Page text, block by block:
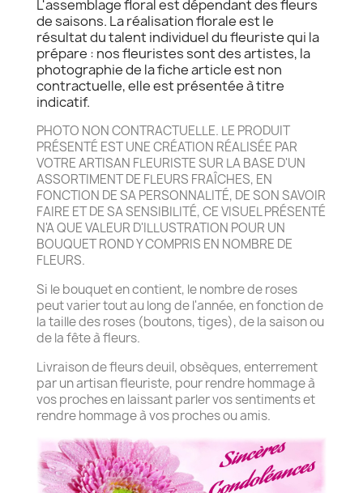
L'assemblage floral est dépendant des fleurs
de saisons. La réalisation florale est le
résultat du talent individuel du fleuriste qui la
prépare : nos fleuristes sont des artistes, la
photographie de la fiche article est non
contractuelle, elle est présentée à titre
indicatif.
PHOTO NON CONTRACTUELLE. LE PRODUIT
PRÉSENTÉ EST UNE CRÉATION RÉALISÉE PAR
VOTRE ARTISAN FLEURISTE SUR LA BASE D'UN
ASSORTIMENT DE FLEURS FRAÎCHES, EN
FONCTION DE SA PERSONNALITÉ, DE SON SAVOIR
FAIRE ET DE SA SENSIBILITÉ, CE VISUEL PRÉSENTÉ
N'A QUE VALEUR D'ILLUSTRATION POUR UN
BOUQUET ROND Y COMPRIS EN NOMBRE DE
FLEURS.
Si le bouquet en contient, le nombre de roses
peut varier tout au long de l'année, en fonction de
la taille des roses (boutons, tiges), de la saison ou
de la fête à fleurs.
Livraison de fleurs deuil, obsèques, enterrement
par un artisan fleuriste, pour rendre hommage à
vos proches en laissant parler vos sentiments et
rendre hommage à vos proches ou amis.